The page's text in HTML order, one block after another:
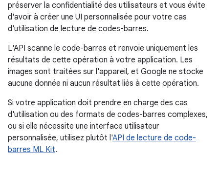
préserver la confidentialité des utilisateurs et vous évite
d'avoir à créer une UI personnalisée pour votre cas
d'utilisation de lecture de codes-barres.
L'API scanne le code-barres et renvoie uniquement les
résultats de cette opération à votre application. Les
images sont traitées sur l'appareil, et Google ne stocke
aucune donnée ni aucun résultat liés à cette opération.
Si votre application doit prendre en charge des cas
d'utilisation ou des formats de codes-barres complexes,
ou si elle nécessite une interface utilisateur
personnalisée, utilisez plutôt l'API de lecture de code-
barres ML Kit.